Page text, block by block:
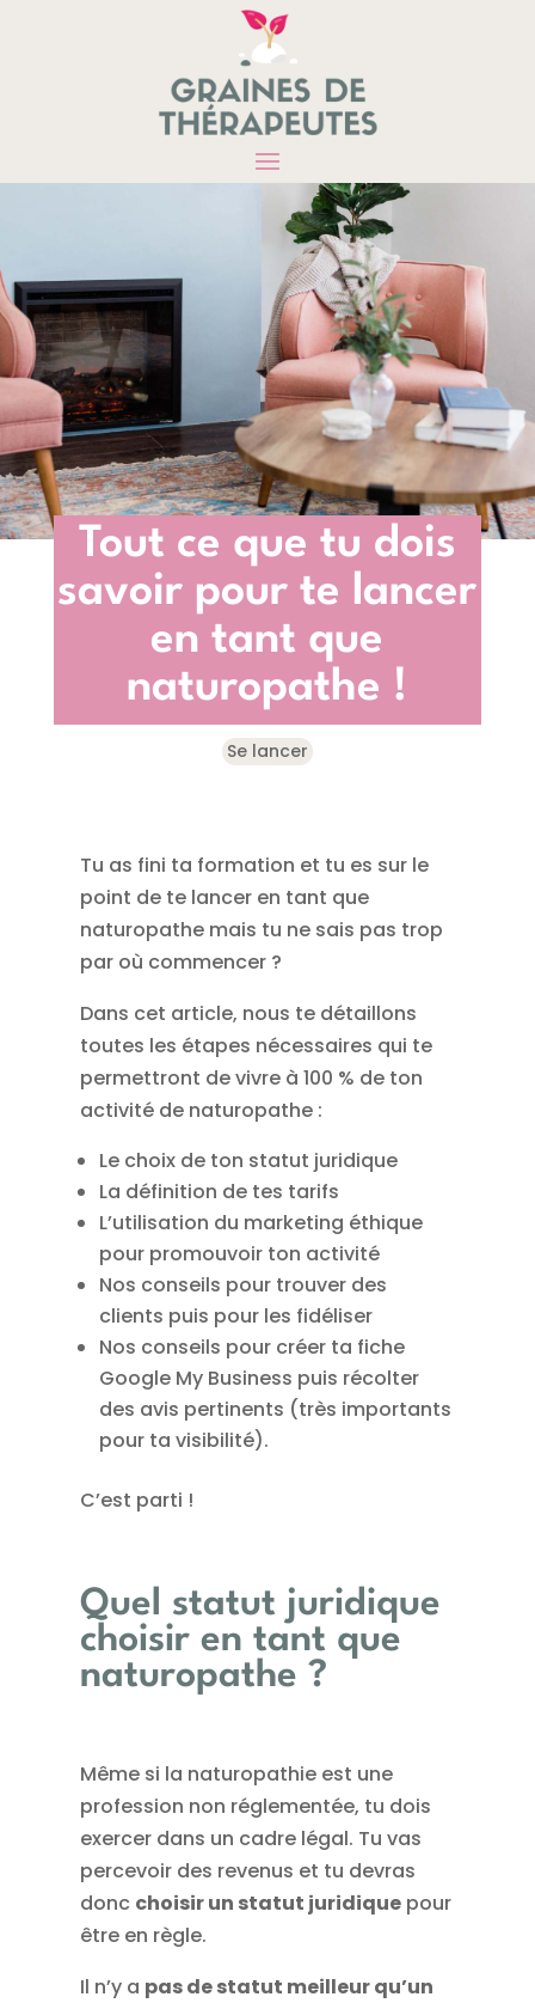
Tout ce que tu dois
savoir pour te lancer
en tant que
naturopathe !
Se lancer
Tu as fini ta formation et tu es sur le
point de te lancer en tant que
naturopathe mais tu ne sais pas trop
par où commencer ?
Dans cet article, nous te détaillons
toutes les étapes nécessaires qui te
permettront de vivre à 100 % de ton
activité de naturopathe :
Le choix de ton statut juridique
La définition de tes tarifs
L’utilisation du marketing éthique
pour promouvoir ton activité
Nos conseils pour trouver des
clients puis pour les fidéliser
Nos conseils pour créer ta fiche
Google My Business puis récolter
des avis pertinents (très importants
pour ta visibilité).
C’est parti !
Quel statut juridique
choisir en tant que
naturopathe ?
Même si la naturopathie est une
profession non réglementée, tu dois
exercer dans un cadre légal. Tu vas
percevoir des revenus et tu devras
donc choisir un statut juridique pour
être en règle.
Il n’y a pas de statut meilleur qu’un